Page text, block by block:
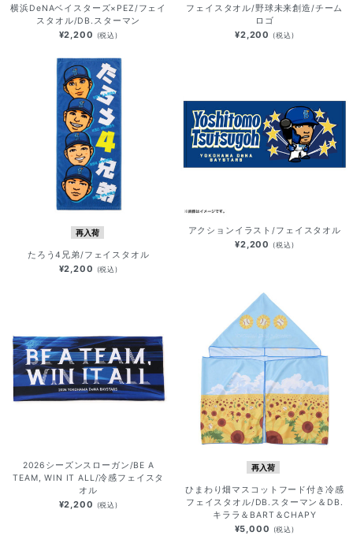
横浜DeNAベイスターズ×PEZ/フェイ
スタオル/DB.スターマン
¥2,200 (税込)
フェイスタオル/野球未来創造/チーム
ロゴ
¥2,200 (税込)
再入荷
たろう4兄弟/フェイスタオル
¥2,200 (税込)
アクションイラスト/フェイスタオル
¥2,200 (税込)
2026シーズンスローガン/BE A
TEAM, WIN IT ALL/冷感フェイスタ
オル
¥2,200 (税込)
再入荷
ひまわり畑マスコットフード付き冷感
フェイスタオル/DB.スターマン＆DB.
キララ＆BART＆CHAPY
¥5,000 (税込)